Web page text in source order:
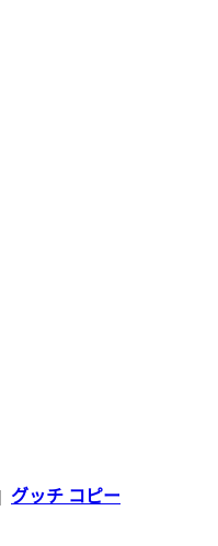
| グッチ コピー